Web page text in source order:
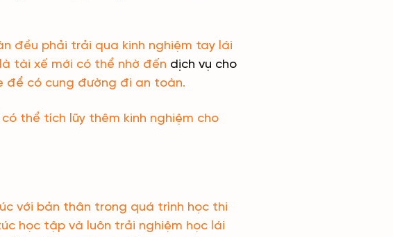
đều phải trải qua kinh nghiệm tay lái
tài xế mới có thể nhờ đến dịch vụ cho
để có cung đường đi an toàn.
thể tích lũy thêm kinh nghiệm cho
với bản thân trong quá trình học thi
học tập và luôn trải nghiệm học lái